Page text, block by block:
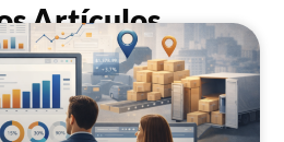
Artículos